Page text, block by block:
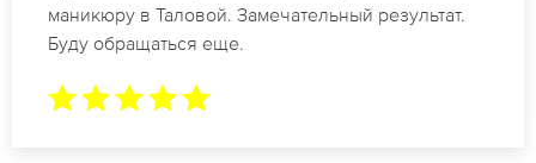
рождение в Таловой. За 1.5 часа все было готово.